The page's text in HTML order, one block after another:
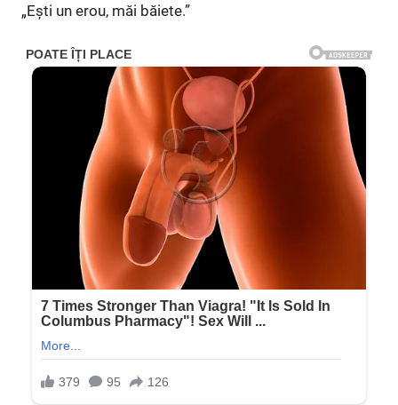
„Ești un erou, măi băiete.”